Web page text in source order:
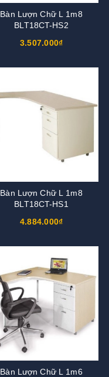
Bàn Lượn Chữ L 1m8
BLT18CT-HS2
3.507.000₫
Bàn Lượn Chữ L 1m8
BLT18CT-HS1
4.884.000₫
Bàn Lượn Chữ L 1m6